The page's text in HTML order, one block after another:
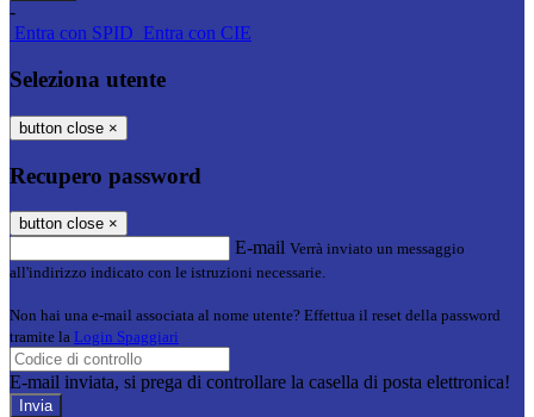
-
Entra con SPID Entra con CIE
Seleziona utente
button close ×
Recupero password
button close ×
E-mail Verrà inviato un messaggio
all'indirizzo indicato con le istruzioni necessarie.
Non hai una e-mail associata al nome utente? Effettua il reset della password
tramite la Login Spaggiari
E-mail inviata, si prega di controllare la casella di posta elettronica!